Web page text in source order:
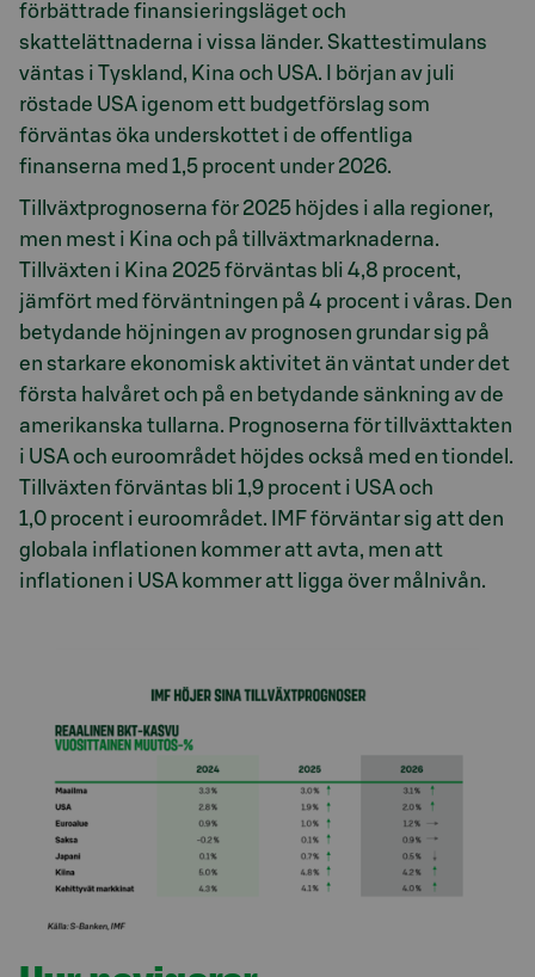
förbättrade finansieringsläget och
skattelättnaderna i vissa länder. Skattestimulans
väntas i Tyskland, Kina och USA. I början av juli
röstade USA igenom ett budgetförslag som
förväntas öka underskottet i de offentliga
finanserna med 1,5 procent under 2026.
Tillväxtprognoserna för 2025 höjdes i alla regioner,
men mest i Kina och på tillväxtmarknaderna.
Tillväxten i Kina 2025 förväntas bli 4,8 procent,
jämfört med förväntningen på 4 procent i våras. Den
betydande höjningen av prognosen grundar sig på
en starkare ekonomisk aktivitet än väntat under det
första halvåret och på en betydande sänkning av de
amerikanska tullarna. Prognoserna för tillväxttakten
i USA och euroområdet höjdes också med en tiondel.
Tillväxten förväntas bli 1,9 procent i USA och
1,0 procent i euroområdet. IMF förväntar sig att den
globala inflationen kommer att avta, men att
inflationen i USA kommer att ligga över målnivån.